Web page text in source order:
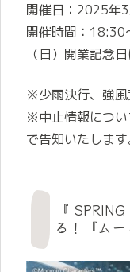
開催日：2025年
開催時間：
（日）開業記念
※少雨決行、強風
※中止情報につい
で告知いたします
『
る！『ムー